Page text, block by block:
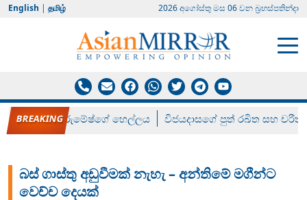
English | தமிழ் 2026 අගෝස්‍තු මස 06 වන බ්‍රහස්පතින්දා
රන් ගෙනා රුමේෂ්ගේ හෙල්ලය විජයදාසගේ පුත් රඛිත සහ චරිත්
බස් ගාස්තු අඩුවීමක් නැහැ – අන්තිමේ මගීන්ට
වෙච්ච දෙයක්